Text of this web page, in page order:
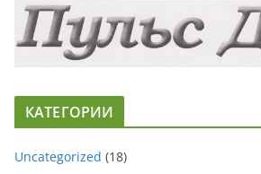
КАТЕГОРИИ
Uncategorized (18)